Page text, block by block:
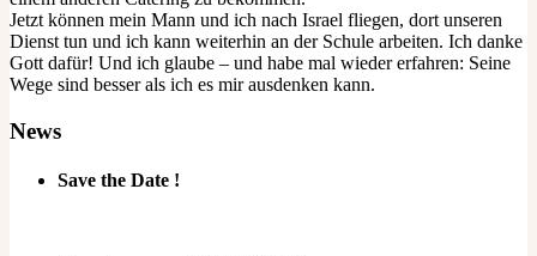
Jetzt können mein Mann und ich nach Israel fliegen, dort unseren
Dienst tun und ich kann weiterhin an der Schule arbeiten. Ich danke
Gott dafür! Und ich glaube – und habe mal wieder erfahren: Seine
Wege sind besser als ich es mir ausdenken kann.
News
Save the Date !